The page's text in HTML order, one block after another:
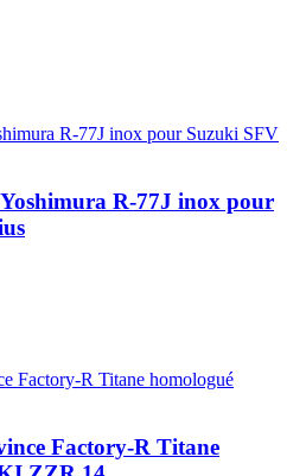
R-77J inox pour
Factory-R Titane